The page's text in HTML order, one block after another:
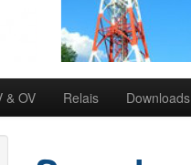
& OV Relais Downloads